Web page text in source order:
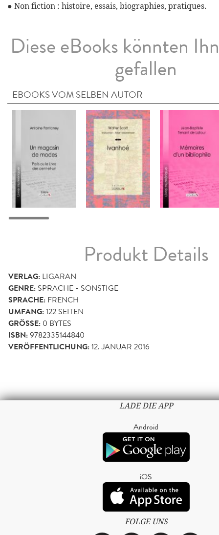
● Non fiction : histoire, essais, biographies, pratiques.
Diese eBooks könnten
gefallen
EBOOKS VOM SELBEN AUTOR
Produkt Details
VERLAG: LIGARAN
GENRE: SPRACHE - SONSTIGE
SPRACHE: FRENCH
UMFANG:122 SEITEN
GRÖSSE: 0 BYTES
ISBN:9782335144840
VERÖFFENTLICHUNG:12. JANUAR 2016
LADE DIE APP
Android
iOS
FOLGE UNS